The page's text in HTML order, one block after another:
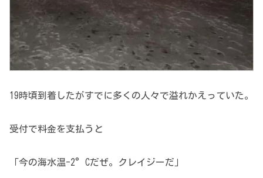
19時頃到着したがすでに多くの人々で溢れかえっていた。
受付で料金を支払うと
「今の海水温-2°Cだぜ。クレイジーだ」